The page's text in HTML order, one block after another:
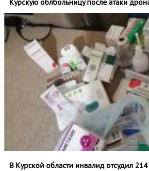
Курскую облбольницу после атаки
В Курской области инвалид отсудил